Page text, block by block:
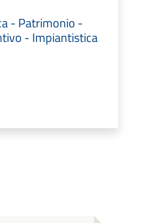
- Patrimonio -
- Impiantistica